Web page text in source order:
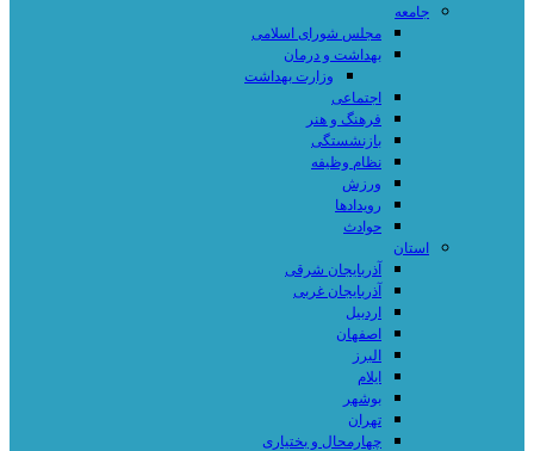
جامعه
مجلس شورای اسلامی
بهداشت و درمان
وزارت بهداشت
اجتماعی
فرهنگ و هنر
بازنشستگی
نظام وظیفه
ورزش
رویدادها
حوادث
استان
آذربایجان شرقی
آذربایجان غربی
اردبیل
اصفهان
البرز
ایلام
بوشهر
تهران
چهارمحال و بختیاری